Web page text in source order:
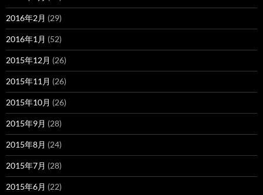
2016年2月 (29)
2016年1月 (52)
2015年12月 (26)
2015年11月 (26)
2015年10月 (26)
2015年9月 (28)
2015年8月 (24)
2015年7月 (28)
2015年6月 (22)